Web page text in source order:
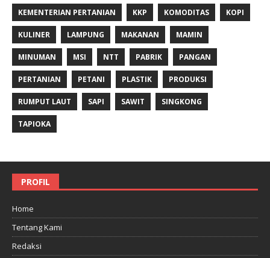
KEMENTERIAN PERTANIAN KKP KOMODITAS KOPI
KULINER LAMPUNG MAKANAN MAMIN
MINUMAN MSI NTT PABRIK PANGAN
PERTANIAN PETANI PLASTIK PRODUKSI
RUMPUT LAUT SAPI SAWIT SINGKONG
TAPIOKA
PROFIL
Home
Tentang Kami
Redaksi